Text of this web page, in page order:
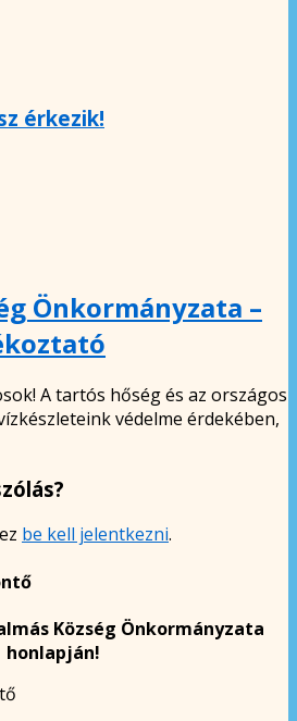
érkezik!
Önkormányzata –
A tartós hőség és az országos
védelme érdekében,
be kell jelentkezni.
Község Önkormányzata
honlapján!